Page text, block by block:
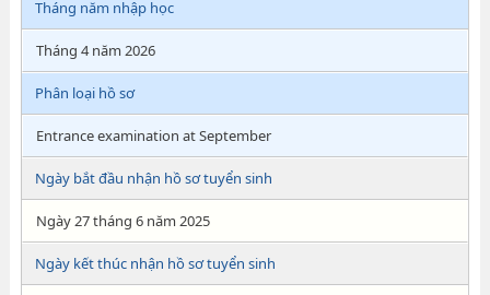
Tháng năm nhập học
Tháng 4 năm 2026
Phân loại hồ sơ
Entrance examination at September
Ngày bắt đầu nhận hồ sơ tuyển sinh
Ngày 27 tháng 6 năm 2025
Ngày kết thúc nhận hồ sơ tuyển sinh